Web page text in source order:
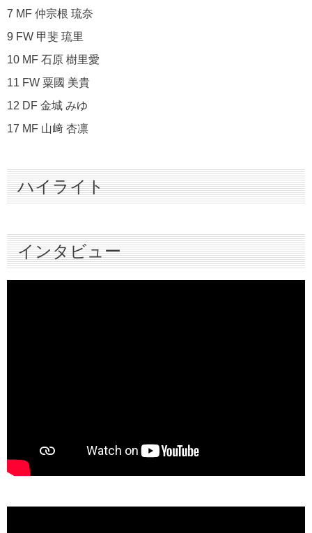
7 MF 仲宗根 琉奈
9 FW 甲斐 琉里
10 MF 石原 樹里愛
11 FW 粟國 美貴
12 DF 金城 みゆ
17 MF 山﨑 杏凛
ハイライト
インタビュー